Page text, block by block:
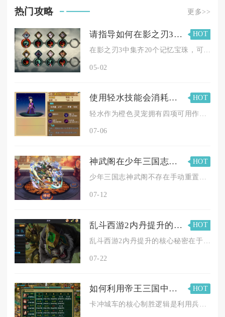
热门攻略 更多>>
请指导如何在影之刃3中获取20个记忆宝珠
HOT
05-02
使用轻水技能会消耗花千骨手游中的什么资源
HOT
07-06
神武阁在少年三国志中如何重置呢
HOT
少年三国志神武阁不存在手动重置按钮，仅依靠系统每三天自动完成...
07-12
乱斗西游2内丹提升的秘密揭示
HOT
07-22
如何利用帝王三国中的卡冲城车制胜
HOT
卡冲城车的核心制胜逻辑是利用兵种抵达时差、战场卡位限制敌方干...